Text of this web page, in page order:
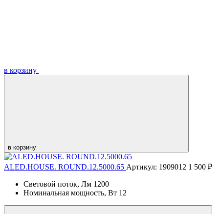
в корзину
в корзину
ALED.HOUSE. ROUND.12.5000.65 Артикул: 1909012 1 500 ₽
Световой поток, Лм 1200
Номинальная мощность, Вт 12